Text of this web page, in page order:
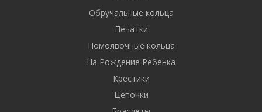
Обручальные кольца
Печатки
Помолвочные кольца
На Рождение Ребенка
Крестики
Цепочки